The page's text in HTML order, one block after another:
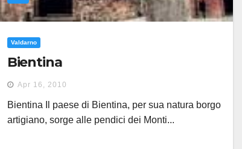
Valdarno
Bientina
Apr 16, 2010
Bientina Il paese di Bientina, per sua natura borgo
artigiano, sorge alle pendici dei Monti...